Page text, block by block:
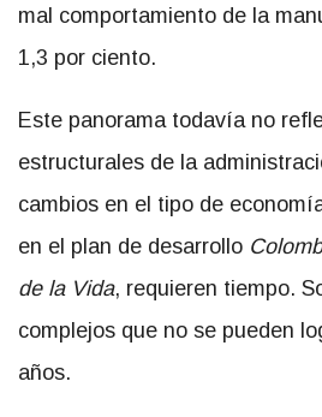
mal comportamiento de la
1,3 por ciento.
Este panorama todavía no
estructurales de la
cambios en el tipo de
en el plan de desarrollo
de la Vida, requieren tiempo.
complejos que no se pueden
años.